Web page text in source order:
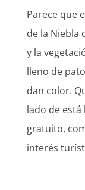
Parece que
de la Niebla
y la
lleno de
dan color.
lado de
gratuito,
interés